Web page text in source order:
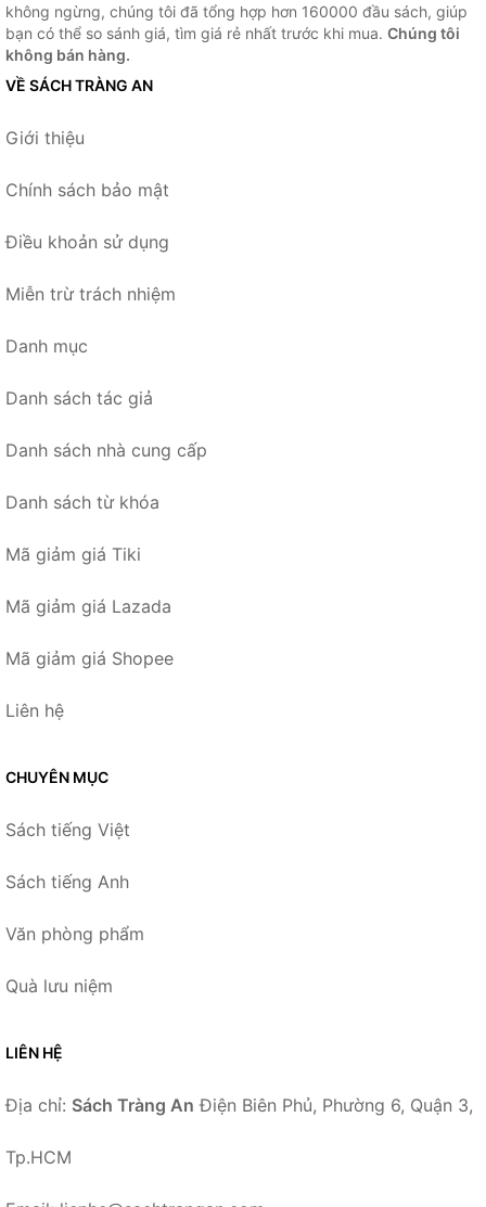
không ngừng, chúng tôi đã tổng hợp hơn 160000 đầu sách, giúp
bạn có thể so sánh giá, tìm giá rẻ nhất trước khi mua. Chúng tôi
không bán hàng.
VỀ SÁCH TRÀNG AN
Giới thiệu
Chính sách bảo mật
Điều khoản sử dụng
Miễn trừ trách nhiệm
Danh mục
Danh sách tác giả
Danh sách nhà cung cấp
Danh sách từ khóa
Mã giảm giá Tiki
Mã giảm giá Lazada
Mã giảm giá Shopee
Liên hệ
CHUYÊN MỤC
Sách tiếng Việt
Sách tiếng Anh
Văn phòng phẩm
Quà lưu niệm
LIÊN HỆ
Địa chỉ: Sách Tràng An Điện Biên Phủ, Phường 6, Quận 3,
Tp.HCM